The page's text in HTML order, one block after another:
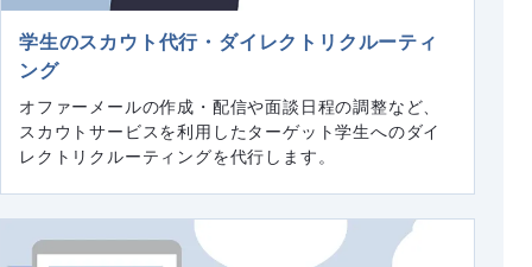
学生のスカウト代行・ダイレクトリクルーティ
ング
オファーメールの作成・配信や面談日程の調整など、
スカウトサービスを利用したターゲット学生へのダイ
レクトリクルーティングを代行します。